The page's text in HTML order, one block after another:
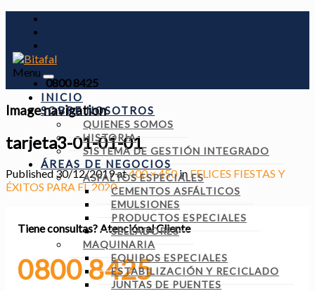
0800 8425
Menu
INICIO
SOBRE NOSOTROS
QUIENES SOMOS
HISTORIA
SISTEMA DE GESTIÓN INTEGRADO
ÁREAS DE NEGOCIOS
ASFALTOS ESPECIALES
CEMENTOS ASFÁLTICOS
EMULSIONES
PRODUCTOS ESPECIALES
SELLADORES
MAQUINARIA
EQUIPOS ESPECIALES
ESTABILIZACIÓN Y RECICLADO
JUNTAS DE PUENTES
Image navigation
tarjeta3-01-01-01
Published30/12/2019at400 × 450in FELICES FIESTAS Y
ÉXITOS PARA EL 2020
Tiene consultas? Atención al Cliente
0800 8425